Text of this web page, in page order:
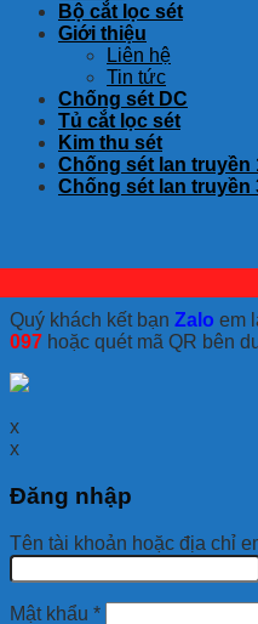
Bộ cắt lọc sét
Giới thiệu
Liên hệ
Tin tức
Chống sét DC
Tủ cắt lọc sét
Kim thu sét
Chống sét lan truyền
Chống sét lan truyền
Quý khách kết bạn Zalo em
097 hoặc quét mã QR bên
x
x
Đăng nhập
Tên tài khoản hoặc địa chỉ
Mật khẩu *